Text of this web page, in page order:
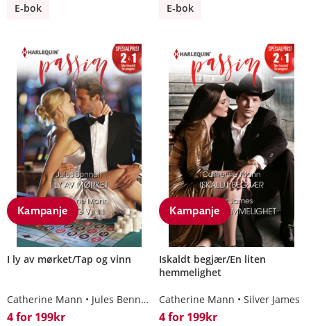
E-bok E-bok
Kampanje
I ly av mørket/Tap og vinn
Catherine Mann Jules Bennett
4 for 199kr
Kampanje
Iskaldt begjær/En liten
hemmelighet
Catherine Mann Silver James
4 for 199kr